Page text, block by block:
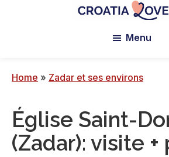
principale
sens
Le
blog
Menu
Home » Zadar et ses environs
Église Saint-
(Zadar): visite +